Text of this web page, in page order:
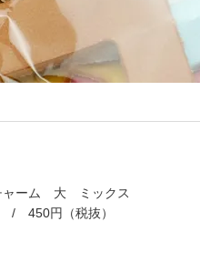
ャーム 大 ミックス
/ 450円（税抜）